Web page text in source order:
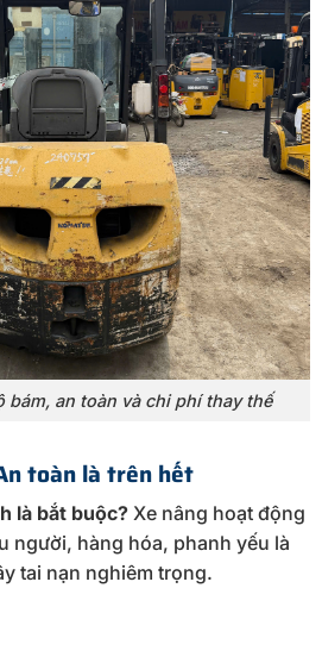
bám, an toàn và chi phí thay thế
toàn là trên hết
là bắt buộc? Xe nâng hoạt động
người, hàng hóa, phanh yếu là
tai nạn nghiêm trọng.